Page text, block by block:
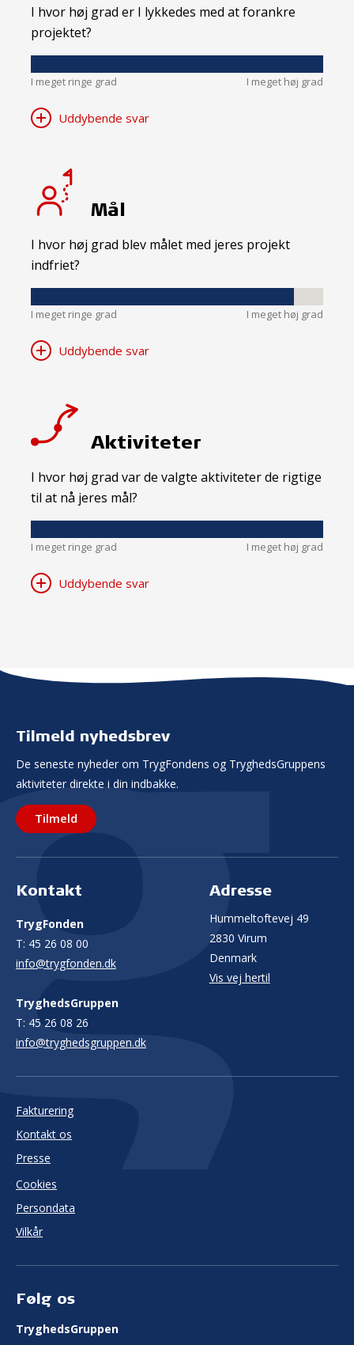
I hvor høj grad er I lykkedes med at forankre
projektet?
I meget ringe grad I meget høj grad
Uddybende svar
Mål
I hvor høj grad blev målet med jeres projekt
indfriet?
I meget ringe grad I meget høj grad
Uddybende svar
Aktiviteter
I hvor høj grad var de valgte aktiviteter de rigtige
til at nå jeres mål?
I meget ringe grad I meget høj grad
Uddybende svar
Tilmeld nyhedsbrev
De seneste nyheder om TrygFondens og TryghedsGruppens
aktiviteter direkte i din indbakke.
Tilmeld
Kontakt
TrygFonden
T: 45 26 08 00
info@trygfonden.dk
TryghedsGruppen
T: 45 26 08 26
info@tryghedsgruppen.dk
Adresse
Hummeltoftevej 49
2830 Virum
Denmark
Vis vej hertil
Fakturering
Kontakt os
Presse
Cookies
Persondata
Vilkår
Følg os
TryghedsGruppen